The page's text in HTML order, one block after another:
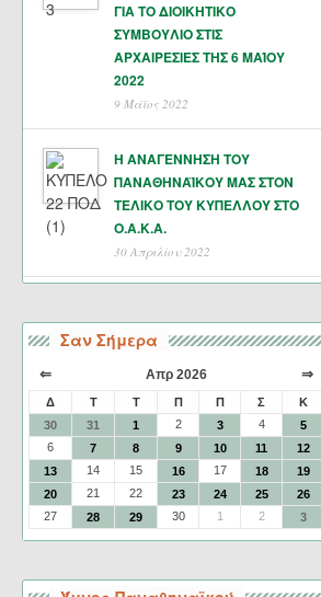
ΓΙΑ ΤΟ ΔΙΟΙΚΗΤΙΚΟ
ΣΥΜΒΟΥΛΙΟ ΣΤΙΣ
ΑΡΧΑΙΡΕΣΙΕΣ ΤΗΣ 6 ΜΑΊΟΥ
2022
9 Μάϊος 2022
Η ΑΝΑΓΕΝΝΗΣΗ ΤΟΥ
ΠΑΝΑΘΗΝΑΪΚΟΥ ΜΑΣ ΣΤΟΝ
ΤΕΛΙΚΟ ΤΟΥ ΚΥΠΕΛΛΟΥ ΣΤΟ
Ο.Α.Κ.Α.
30 Απριλίου 2022
Σαν Σήμερα
⇐ Απρ 2026 ⇒
Δ Τ Τ Π Π Σ
Κ
30
31 1 2 3 4
5
6
7 8 9 10 11
12
13
14 15 16 17 18
19
20
21 22 23 24 25
26
27
28 29 30 1 2 3